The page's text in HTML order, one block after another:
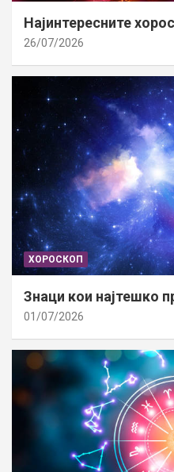
Најинтересните
26/07/2026
ХОРОСКОП
Знаци кои најтешко
01/07/2026